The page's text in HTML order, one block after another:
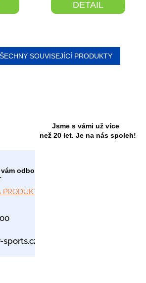
odborně
Jsme s vámi už více
než 20 let. Je na nás spoleh!
DETAIL
SOUVISEJÍCÍ PRODUKTY